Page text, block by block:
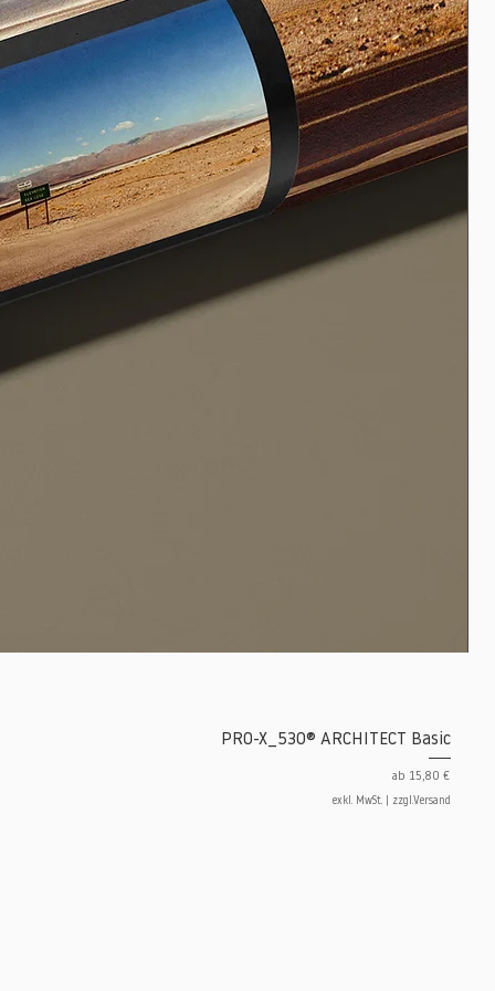
PRO-X_530® ARCHITECT Basic
ab 15,80 €
Sale-Preis
exkl. MwSt. zzgl.Versand